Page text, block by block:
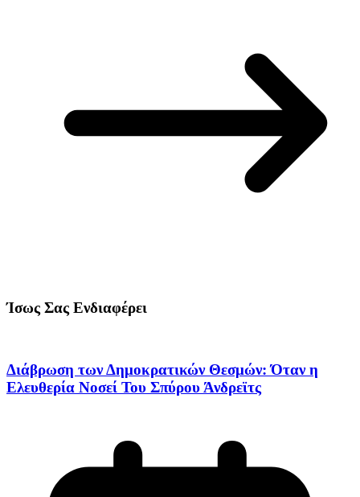
Ίσως Σας Ενδιαφέρει
Διάβρωση των Δημοκρατικών Θεσμών: Όταν η
Ελευθερία Νοσεί Του Σπύρου Άνδρεϊτς